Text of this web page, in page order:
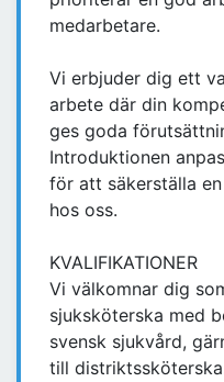
medarbetare.
Vi erbjuder dig ett
arbete där din
ges goda
Introduktionen
för att säkerställa
hos oss.
KVALIFIKATIONER
Vi välkomnar dig
sjuksköterska med
svensk sjukvård,
till